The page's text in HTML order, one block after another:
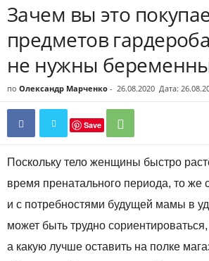
Зачем вы это
предметов
не нужны
по Олександр Марченко - 26.08.2020 Дата:
Save
Поскольку тело женщины быстро
время пренатального периода, то же
и с потребностями будущей мамы в
может быть трудно
а какую лучше оставить на полке